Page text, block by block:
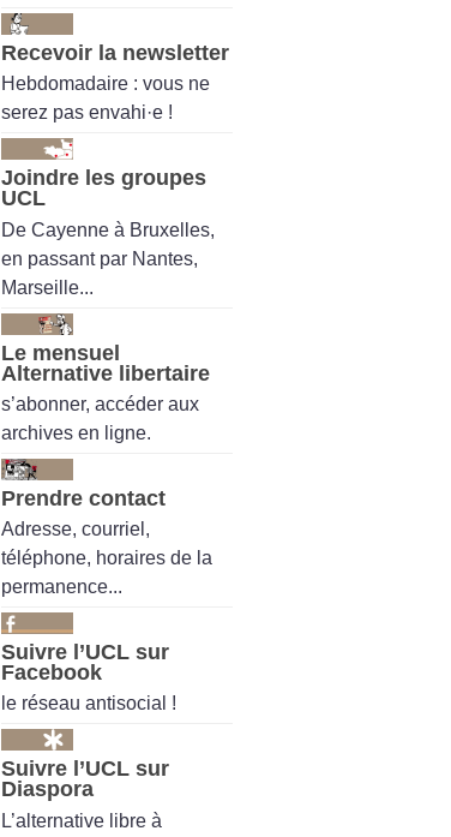
Recevoir la newsletter
Hebdomadaire : vous ne
serez pas envahi·e !
Joindre les groupes
UCL
De Cayenne à Bruxelles,
en passant par Nantes,
Marseille...
Le mensuel
Alternative libertaire
s’abonner, accéder aux
archives en ligne.
Prendre contact
Adresse, courriel,
téléphone, horaires de la
permanence...
Suivre l’UCL sur
Facebook
le réseau antisocial !
Suivre l’UCL sur
Diaspora
L’alternative libre à